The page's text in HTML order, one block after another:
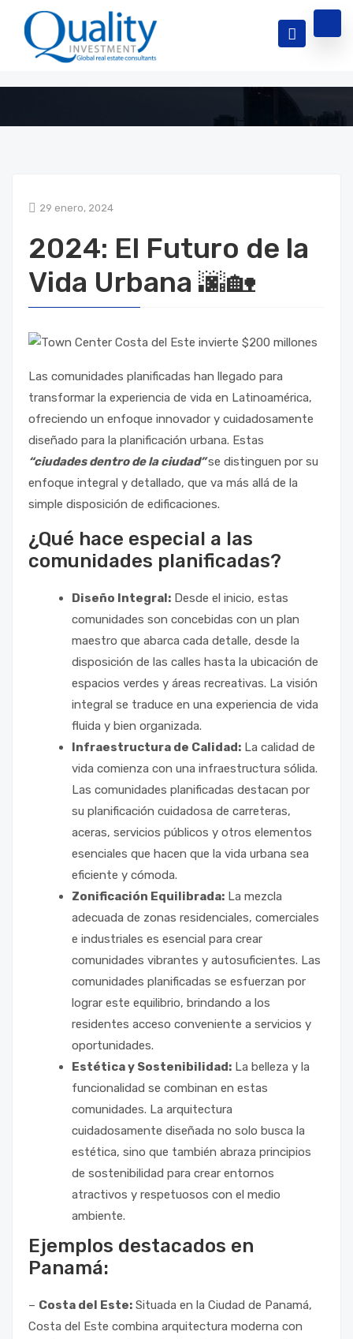
29 enero, 2024
2024: El Futuro de la
Vida Urbana 🌆🏡
Las comunidades planificadas han llegado para
transformar la experiencia de vida en Latinoamérica,
ofreciendo un enfoque innovador y cuidadosamente
diseñado para la planificación urbana. Estas
“ciudades dentro de la ciudad”se distinguen por su
enfoque integral y detallado, que va más allá de la
simple disposición de edificaciones.
¿Qué hace especial a las
comunidades planificadas?
Diseño Integral: Desde el inicio, estas
comunidades son concebidas con un plan
maestro que abarca cada detalle, desde la
disposición de las calles hasta la ubicación de
espacios verdes y áreas recreativas. La visión
integral se traduce en una experiencia de vida
fluida y bien organizada.
Infraestructura de Calidad: La calidad de
vida comienza con una infraestructura sólida.
Las comunidades planificadas destacan por
su planificación cuidadosa de carreteras,
aceras, servicios públicos y otros elementos
esenciales que hacen que la vida urbana sea
eficiente y cómoda.
Zonificación Equilibrada: La mezcla
adecuada de zonas residenciales, comerciales
e industriales es esencial para crear
comunidades vibrantes y autosuficientes. Las
comunidades planificadas se esfuerzan por
lograr este equilibrio, brindando a los
residentes acceso conveniente a servicios y
oportunidades.
Estética y Sostenibilidad: La belleza y la
funcionalidad se combinan en estas
comunidades. La arquitectura
cuidadosamente diseñada no solo busca la
estética, sino que también abraza principios
de sostenibilidad para crear entornos
atractivos y respetuosos con el medio
ambiente.
Ejemplos destacados en
Panamá:
– Costa del Este: Situada en la Ciudad de Panamá,
Costa del Este combina arquitectura moderna con